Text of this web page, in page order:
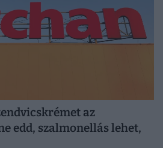
az
edd, szalmonellás lehet,